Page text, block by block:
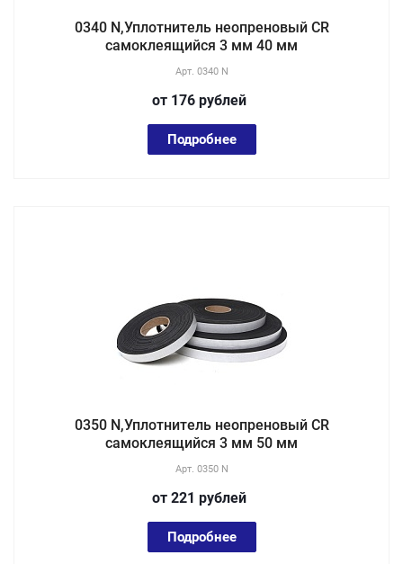
0340 N,Уплотнитель неопреновый CR
самоклеящийся 3 мм 40 мм
Арт. 0340 N
от 176 рублей
Подробнее
0350 N,Уплотнитель неопреновый CR
самоклеящийся 3 мм 50 мм
Арт. 0350 N
от 221 рублей
Подробнее